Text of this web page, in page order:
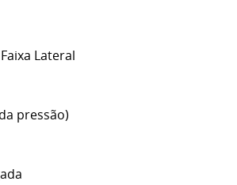
Lateral
pressão)